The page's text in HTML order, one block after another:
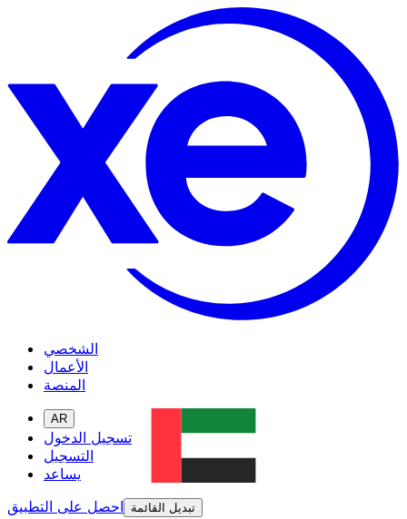
الشخصي
الأعمال
المنصة
AR
تسجيل الدخول
التسجيل
يساعد
احصل على التطبيق
تبديل القائمة